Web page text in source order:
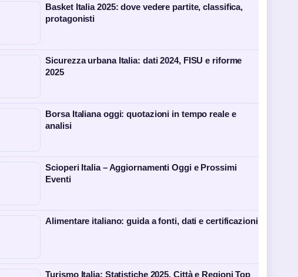
Basket Italia 2025: dove vedere partite, classifica,
protagonisti
Sicurezza urbana Italia: dati 2024, FISU e riforme
2025
Borsa Italiana oggi: quotazioni in tempo reale e
analisi
Scioperi Italia – Aggiornamenti Oggi e Prossimi
Eventi
Alimentare italiano: guida a fonti, dati e certificazioni
Turismo Italia: Statistiche 2025, Città e Regioni Top